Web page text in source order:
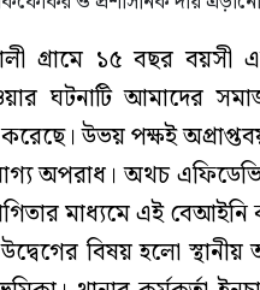
গ্রামে ১৫ বছর
ঘটনাটি আমাদের
করেছে। উভয় পক্ষই
অপরাধ। অথচ
মাধ্যমে এই বেআইনি
বিষয় হলো স্থানীয়